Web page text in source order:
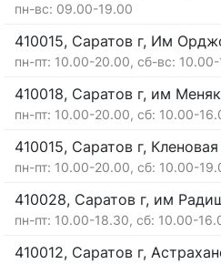
пн-вс: 09.00-19.00
410015, Саратов г, Им
пн-пт: 10.00-20.00, сб-вс:
410018, Саратов г, им
пн-пт: 10.00-20.00, сб: 10.00-
410015, Саратов г,
пн-пт: 10.00-20.00, сб: 10.00-
410028, Саратов г, им
пн-пт: 10.00-18.30, сб: 10.00-
410012, Саратов г,